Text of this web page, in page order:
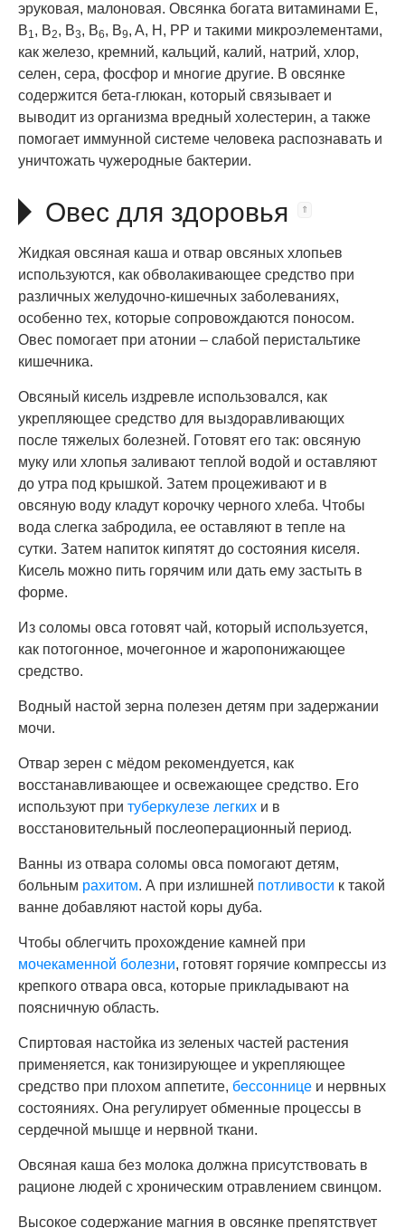
эруковая, малоновая. Овсянка богата витаминами E,
B1, B2, B3, B6, B9, A, H, PP и такими микроэлементами,
как железо, кремний, кальций, калий, натрий, хлор,
селен, сера, фосфор и многие другие. В овсянке
содержится бета-глюкан, который связывает и
выводит из организма вредный холестерин, а также
помогает иммунной системе человека распознавать и
уничтожать чужеродные бактерии.
Овес для здоровья
Жидкая овсяная каша и отвар овсяных хлопьев
используются, как обволакивающее средство при
различных желудочно-кишечных заболеваниях,
особенно тех, которые сопровождаются поносом.
Овес помогает при атонии – слабой перистальтике
кишечника.
Овсяный кисель издревле использовался, как
укрепляющее средство для выздоравливающих
после тяжелых болезней. Готовят его так: овсяную
муку или хлопья заливают теплой водой и оставляют
до утра под крышкой. Затем процеживают и в
овсяную воду кладут корочку черного хлеба. Чтобы
вода слегка забродила, ее оставляют в тепле на
сутки. Затем напиток кипятят до состояния киселя.
Кисель можно пить горячим или дать ему застыть в
форме.
Из соломы овса готовят чай, который используется,
как потогонное, мочегонное и жаропонижающее
средство.
Водный настой зерна полезен детям при задержании
мочи.
Отвар зерен с мёдом рекомендуется, как
восстанавливающее и освежающее средство. Его
используют при туберкулезе легких и в
восстановительный послеоперационный период.
Ванны из отвара соломы овса помогают детям,
больным рахитом. А при излишней потливости к такой
ванне добавляют настой коры дуба.
Чтобы облегчить прохождение камней при
мочекаменной болезни, готовят горячие компрессы из
крепкого отвара овса, которые прикладывают на
поясничную область.
Спиртовая настойка из зеленых частей растения
применяется, как тонизирующее и укрепляющее
средство при плохом аппетите, бессоннице и нервных
состояниях. Она регулирует обменные процессы в
сердечной мышце и нервной ткани.
Овсяная каша без молока должна присутствовать в
рационе людей с хроническим отравлением свинцом.
Высокое содержание магния в овсянке препятствует